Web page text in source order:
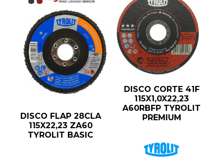
DISCO FLAP 28CLA
115X22,23 ZA60
TYROLIT BASIC
DISCO CORTE 41F
115X1,0X22,23
A60RBFP TYROLIT
PREMIUM